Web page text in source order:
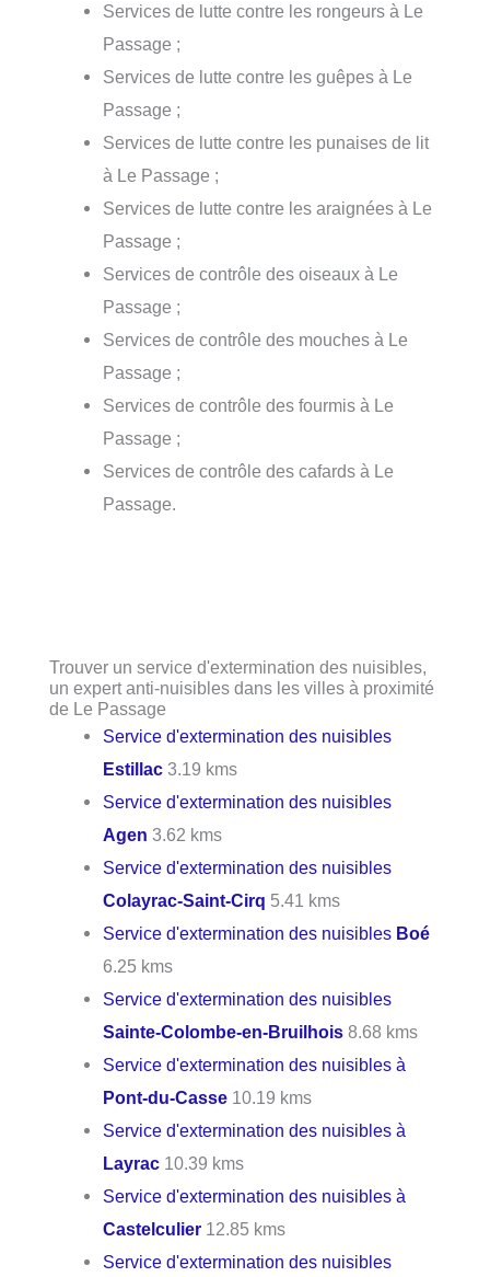
Services de lutte contre les rongeurs à Le
Passage ;
Services de lutte contre les guêpes à Le
Passage ;
Services de lutte contre les punaises de lit
à Le Passage ;
Services de lutte contre les araignées à Le
Passage ;
Services de contrôle des oiseaux à Le
Passage ;
Services de contrôle des mouches à Le
Passage ;
Services de contrôle des fourmis à Le
Passage ;
Services de contrôle des cafards à Le
Passage.
Trouver un service d'extermination des nuisibles,
un expert anti-nuisibles dans les villes à proximité
de Le Passage
Service d'extermination des nuisibles
Estillac 3.19 kms
Service d'extermination des nuisibles
Agen 3.62 kms
Service d'extermination des nuisibles
Colayrac-Saint-Cirq 5.41 kms
Service d'extermination des nuisibles Boé
6.25 kms
Service d'extermination des nuisibles
Sainte-Colombe-en-Bruilhois 8.68 kms
Service d'extermination des nuisibles à
Pont-du-Casse 10.19 kms
Service d'extermination des nuisibles à
Layrac 10.39 kms
Service d'extermination des nuisibles à
Castelculier 12.85 kms
Service d'extermination des nuisibles